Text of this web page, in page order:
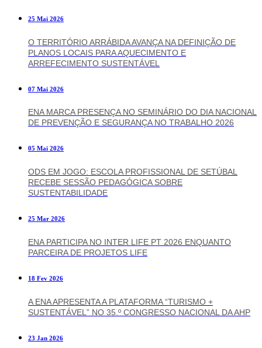
25 Mai 2026
O TERRITÓRIO ARRÁBIDA AVANÇA NA DEFINIÇÃO DE
PLANOS LOCAIS PARA AQUECIMENTO E
ARREFECIMENTO SUSTENTÁVEL
07 Mai 2026
ENA MARCA PRESENÇA NO SEMINÁRIO DO DIA NACIONAL
DE PREVENÇÃO E SEGURANÇA NO TRABALHO 2026
05 Mai 2026
ODS EM JOGO: ESCOLA PROFISSIONAL DE SETÚBAL
RECEBE SESSÃO PEDAGÓGICA SOBRE
SUSTENTABILIDADE
25 Mar 2026
ENA PARTICIPA NO INTER LIFE PT 2026 ENQUANTO
PARCEIRA DE PROJETOS LIFE
18 Fev 2026
A ENA APRESENTA A PLATAFORMA “TURISMO +
SUSTENTÁVEL” NO 35.º CONGRESSO NACIONAL DA AHP
23 Jan 2026